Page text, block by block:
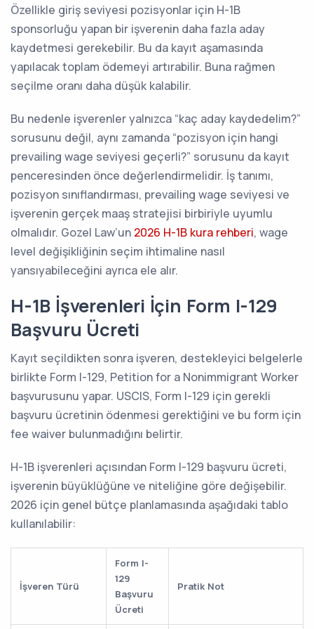
Özellikle giriş seviyesi pozisyonlar için H-1B
sponsorluğu yapan bir işverenin daha fazla aday
kaydetmesi gerekebilir. Bu da kayıt aşamasında
yapılacak toplam ödemeyi artırabilir. Buna rağmen
seçilme oranı daha düşük kalabilir.
Bu nedenle işverenler yalnızca “kaç aday kaydedelim?”
sorusunu değil, aynı zamanda “pozisyon için hangi
prevailing wage seviyesi geçerli?” sorusunu da kayıt
penceresinden önce değerlendirmelidir. İş tanımı,
pozisyon sınıflandırması, prevailing wage seviyesi ve
işverenin gerçek maaş stratejisi birbiriyle uyumlu
olmalıdır. Gozel Law’un 2026 H-1B kura rehberi, wage
level değişikliğinin seçim ihtimaline nasıl
yansıyabileceğini ayrıca ele alır.
H-1B İşverenleri İçin Form I-129
Başvuru Ücreti
Kayıt seçildikten sonra işveren, destekleyici belgelerle
birlikte Form I-129, Petition for a Nonimmigrant Worker
başvurusunu yapar. USCIS, Form I-129 için gerekli
başvuru ücretinin ödenmesi gerektiğini ve bu form için
fee waiver bulunmadığını belirtir.
H-1B işverenleri açısından Form I-129 başvuru ücreti,
işverenin büyüklüğüne ve niteliğine göre değişebilir.
2026 için genel bütçe planlamasında aşağıdaki tablo
kullanılabilir:
İşveren Türü
Form I-
129
Başvuru
Ücreti
Pratik Not